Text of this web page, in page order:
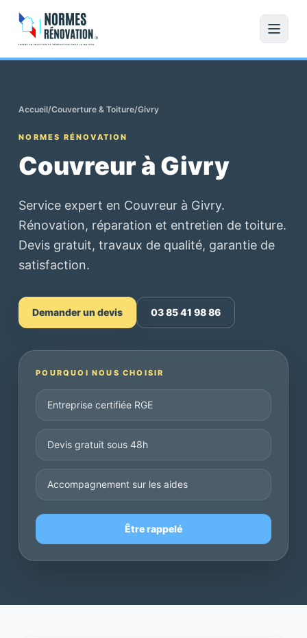
Accueil/Couverture & Toiture/Givry
NORMES RÉNOVATION
Couvreur à Givry
Service expert en Couvreur à Givry.
Rénovation, réparation et entretien de toiture.
Devis gratuit, travaux de qualité, garantie de
satisfaction.
Demander un devis 03 85 41 98 86
POURQUOI NOUS CHOISIR
Entreprise certifiée RGE
Devis gratuit sous 48h
Accompagnement sur les aides
Être rappelé